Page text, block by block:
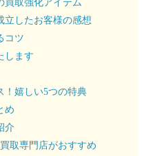
立したお客様の感想
コツ
します
！嬉しい5つの特典
め
介
取専門店がおすすめ